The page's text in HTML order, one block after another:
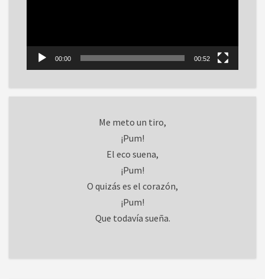
00:00 00:52
Me meto un tiro,
¡Pum!
El eco suena,
¡Pum!
O quizás es el corazón,
¡Pum!
Que todavía sueña.